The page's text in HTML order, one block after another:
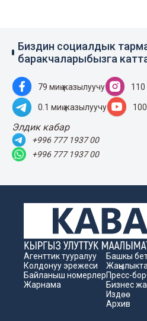
Биздин социалдык
баракчаларыбызга
79 миң жазылуучу 110
0.1 миң жазылуучу
Элдик кабар
+996 777 1937 00
+996 777 1937 00
Агенттик тууралуу
Колдонуу эрежеси
Байланыш номерлер
Жарнама
Башкы
Пресс-
Бизнес
Издөө
Архив